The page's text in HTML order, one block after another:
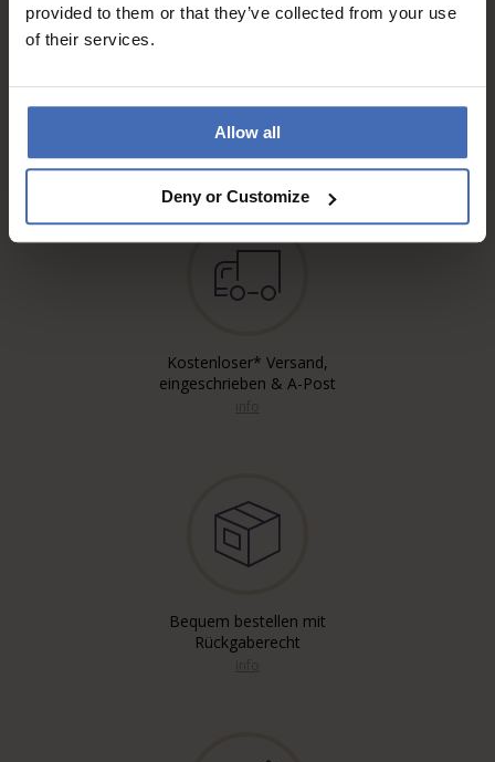
provided to them or that they’ve collected from your use
of their services.
Allow all
Deny or Customize
Rechnung & Ratenzahlung bis
5'000.-
Kostenloser* Versand,
eingeschrieben & A-Post
Bequem bestellen mit
Rückgaberecht